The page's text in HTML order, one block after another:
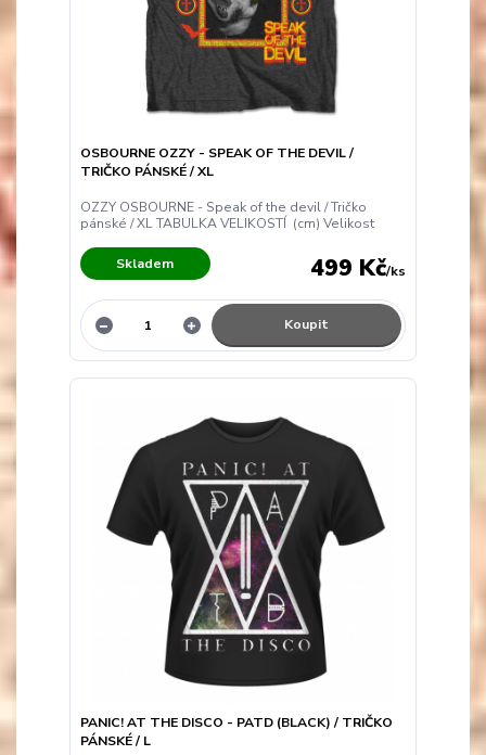
OSBOURNE OZZY - SPEAK OF THE DEVIL /
TRIČKO PÁNSKÉ / XL
OZZY OSBOURNE - Speak of the devil / Tričko
pánské / XL TABULKA VELIKOSTÍ (cm) Velikost
499 Kč/ks
Skladem
Koupit
PANIC! AT THE DISCO - PATD (BLACK) / TRIČKO
PÁNSKÉ / L